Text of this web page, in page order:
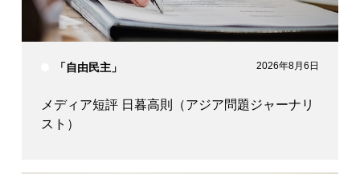
「自由民主」 2026年8月6日
メディア短評 日暮高則（アジア問題ジャーナリ
スト）